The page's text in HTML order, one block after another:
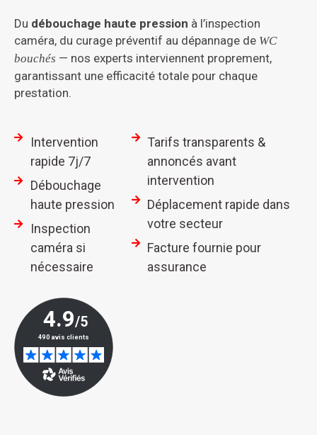
Du débouchage haute pression à l’inspection
caméra, du curage préventif au dépannage de WC
bouchés — nos experts interviennent proprement,
garantissant une efficacité totale pour chaque
prestation.
Intervention
rapide 7j/7
Débouchage
haute pression
Inspection
caméra si
nécessaire
Tarifs transparents &
annoncés avant
intervention
Déplacement rapide dans
votre secteur
Facture fournie pour
assurance